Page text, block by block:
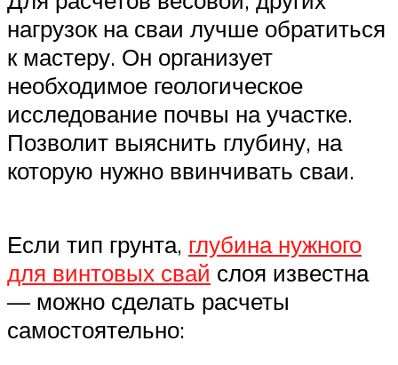
нагрузок на сваи лучше обратиться
к мастеру. Он организует
необходимое геологическое
исследование почвы на участке.
Позволит выяснить глубину, на
которую нужно ввинчивать сваи.
Если тип грунта, глубина нужного
для винтовых свай слоя известна
— можно сделать расчеты
самостоятельно: